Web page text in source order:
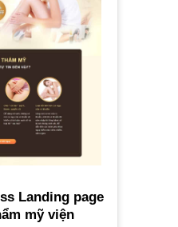
Landing page
mỹ viện